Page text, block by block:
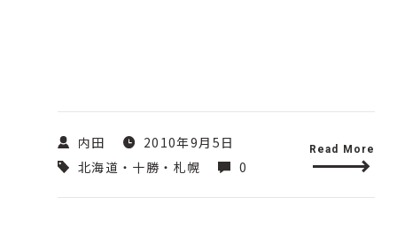
内田
2010年9月5日
北海道・十勝・札幌
0
Read More